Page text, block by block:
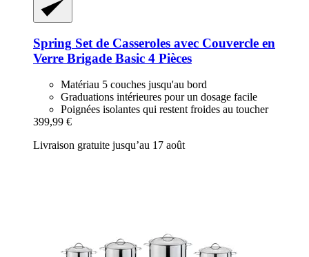
Spring Set de Casseroles avec Couvercle en
Verre Brigade Basic 4 Pièces
Matériau 5 couches jusqu'au bord
Graduations intérieures pour un dosage facile
Poignées isolantes qui restent froides au toucher
399,99 €
Livraison gratuite jusqu’au 17 août